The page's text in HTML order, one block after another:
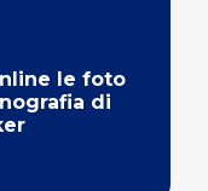
le foto
di